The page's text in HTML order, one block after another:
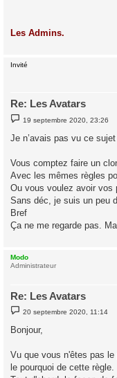
Les Admins.
Invité
Re: Les Avatars
M
e
s
e
19 septembre 2020, 23:26
Je n’avais pas vu ce
Vous comptez faire un
Avec les mêmes règles
Ou vous voulez avoir vos
Sans déc, je suis un peu
Bref
Ça ne me regarde pas.
Modo
Administrateur
Re: Les Avatars
M
e
s
e
20 septembre 2020, 11:14
Bonjour,
Vu que vous n'êtes pas
le pourquoi de cette règle.